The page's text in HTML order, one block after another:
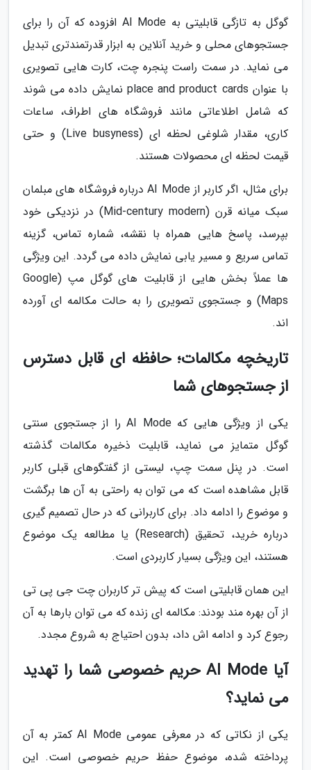
گوگل به تازگی قابلیتی به AI Mode افزوده که آن را برای
جستجوهای محلی و خرید آنلاین به ابزار قدرتمندتری تبدیل
می نماید. در سمت راست پنجره چت، کارت هایی تصویری
با عنوان place and product cards نمایش داده می شوند
که شامل اطلاعاتی مانند فروشگاه های اطراف، ساعات
کاری، مقدار شلوغی لحظه ای (Live busyness) و حتی
قیمت لحظه ای محصولات هستند.
برای مثال، اگر کاربر از AI Mode درباره فروشگاه های مبلمان
سبک میانه قرن (Mid-century modern) در نزدیکی خود
بپرسد، پاسخ هایی همراه با نقشه، شماره تماس، گزینه
تماس سریع و مسیر یابی نمایش داده می گردد. این ویژگی
ها عملاً بخش هایی از قابلیت های گوگل مپ (Google
Maps) و جستجوی تصویری را به حالت مکالمه ای آورده
اند.
تاریخچه مکالمات؛ حافظه ای قابل دسترس
از جستجوهای شما
یکی از ویژگی هایی که AI Mode را از جستجوی سنتی
گوگل متمایز می نماید، قابلیت ذخیره مکالمات گذشته
است. در پنل سمت چپ، لیستی از گفتگوهای قبلی کاربر
قابل مشاهده است که می توان به راحتی به آن ها برگشت
و موضوع را ادامه داد. برای کاربرانی که در حال تصمیم گیری
درباره خرید، تحقیق (Research) یا مطالعه یک موضوع
هستند، این ویژگی بسیار کاربردی است.
این همان قابلیتی است که پیش تر کاربران چت جی پی تی
از آن بهره مند بودند: مکالمه ای زنده که می توان بارها به آن
رجوع کرد و ادامه اش داد، بدون احتیاج به شروع مجدد.
آیا AI Mode حریم خصوصی شما را تهدید
می نماید؟
یکی از نکاتی که در معرفی عمومی AI Mode کمتر به آن
پرداخته شده، موضوع حفظ حریم خصوصی است. این